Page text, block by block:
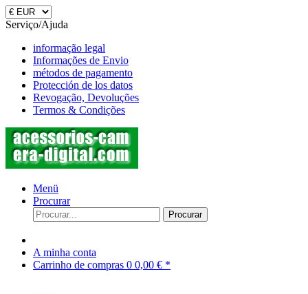
Serviço/Ajuda
informação legal
Informações de Envio
métodos de pagamento
Protección de los datos
Revogação, Devoluções
Termos & Condições
Menü
Procurar
Procurar
A minha conta
Carrinho de compras 0 0,00 € *